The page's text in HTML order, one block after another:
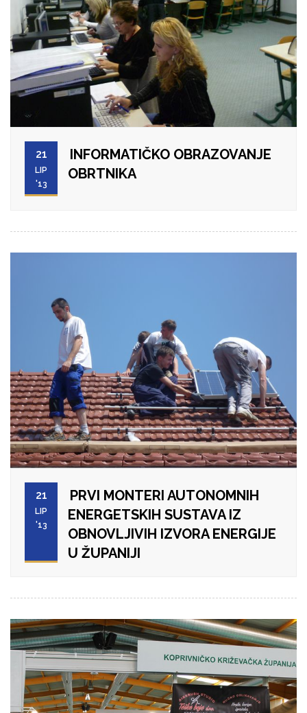
21
LIP
'13
INFORMATIČKO OBRAZOVANJE
OBRTNIKA
21
LIP
'13
PRVI MONTERI AUTONOMNIH
ENERGETSKIH SUSTAVA IZ
OBNOVLJIVIH IZVORA ENERGIJE
U ŽUPANIJI